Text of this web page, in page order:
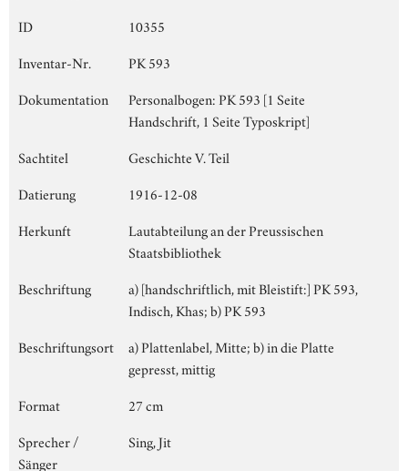
ID
10355
Inventar-Nr.
PK 593
Dokumentation
Personalbogen: PK 593 [1 Seite
Handschrift, 1 Seite Typoskript]
Sachtitel
Geschichte V. Teil
Datierung
1916-12-08
Herkunft
Lautabteilung an der Preussischen
Staatsbibliothek
Beschriftung
a) [handschriftlich, mit Bleistift:] PK 593,
Indisch, Khas; b) PK 593
Beschriftungsort
a) Plattenlabel, Mitte; b) in die Platte
gepresst, mittig
Format
27 cm
Sprecher /
Sänger
Sing, Jit